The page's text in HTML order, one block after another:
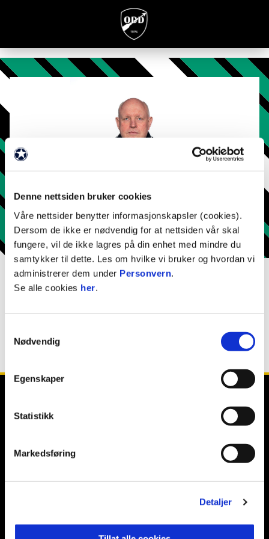
Denne nettsiden bruker cookies
Våre nettsider benytter informasjonskapsler (cookies).
Dersom de ikke er nødvendig for at nettsiden vår skal
fungere, vil de ikke lagres på din enhet med mindre du
samtykker til dette. Les om hvilke vi bruker og hvordan vi
administrerer dem under Personvern.
Se alle cookies her.
Nødvendig
Egenskaper
Statistikk
Markedsføring
Detaljer
Morten Rønningen
E-post
Twitter